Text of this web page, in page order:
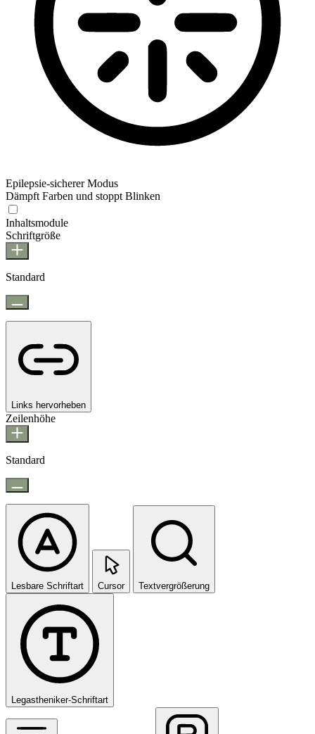
Epilepsie-sicherer Modus
Dämpft Farben und stoppt Blinken
Inhaltsmodule
Schriftgröße
Standard
Links hervorheben
Zeilenhöhe
Standard
Lesbare Schriftart Cursor Textvergrößerung
Legastheniker-Schriftart